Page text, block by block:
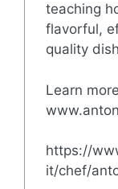
teaching
flavorful,
quality
Learn
https://
it/chef/